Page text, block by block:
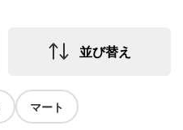
並び替え
マート